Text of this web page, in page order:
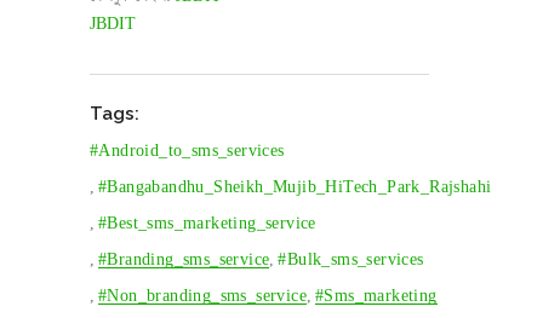
JBDIT
Tags:
#android_to_sms_services
#bangabandhu_Sheikh_Mujib_HiTech_Park_Rajshahi
#best_sms_marketing_service
#branding_sms_service #bulk_sms_services
#Non_branding_sms_service #Sms_marketing